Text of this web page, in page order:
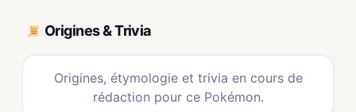
Origines & Trivia
Origines, étymologie et trivia en cours de
rédaction pour ce Pokémon.